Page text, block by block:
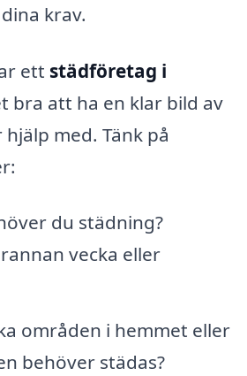
krav.
ett städföretag i
bra att ha en klar bild av
med. Tänk på
du städning?
vecka eller
områden i hemmet eller
behöver städas?